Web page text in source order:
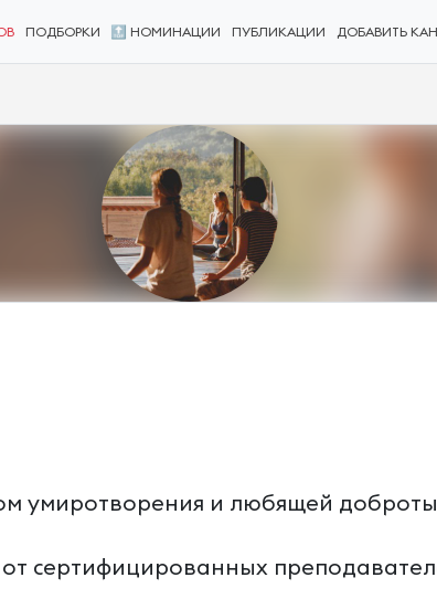
ПОДБОРКИ 🔝 НОМИНАЦИИ ПУБЛИКАЦИИ ДОБАВИТЬ
умиротворения и любящей
сертифицированных